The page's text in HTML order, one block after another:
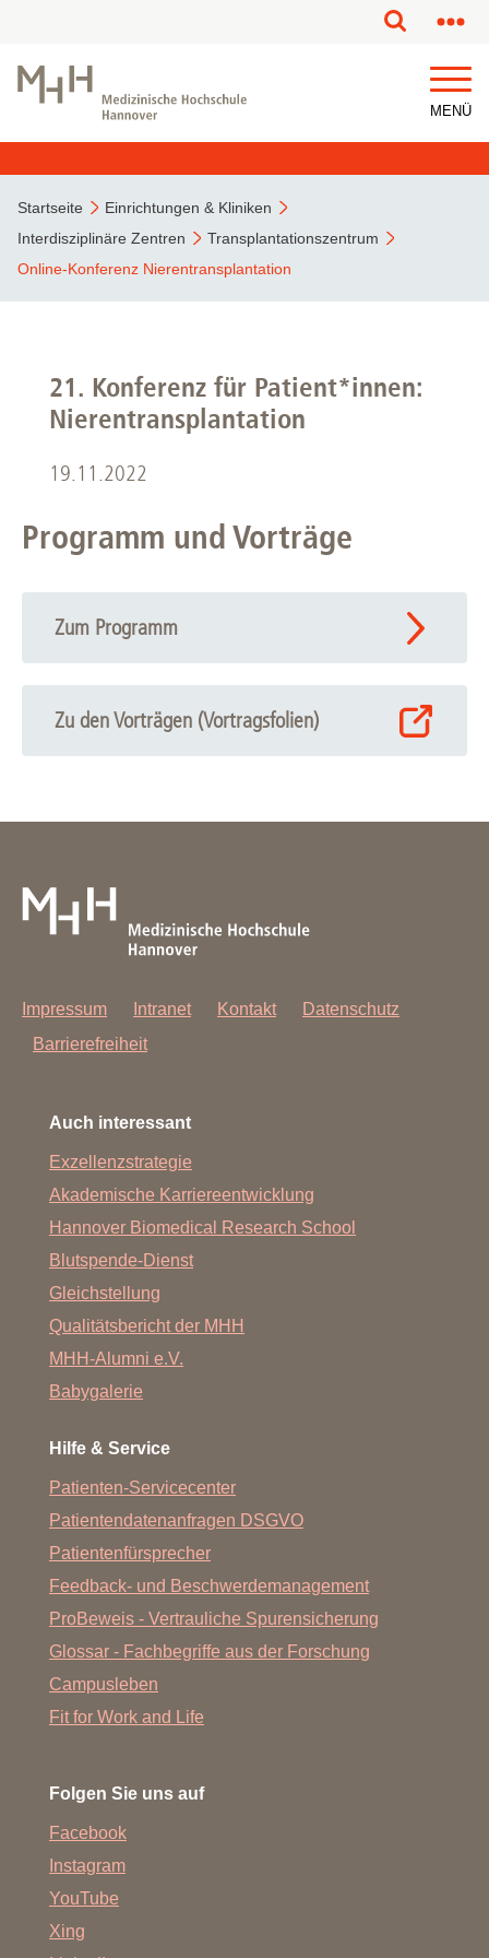
MENÜ
Startseite
Einrichtungen & Kliniken
Interdisziplinäre Zentren
Transplantationszentrum
Online-Konferenz Nierentransplantation
21. Konferenz für Patient*innen:
Nierentransplantation
19.11.2022
Programm und Vorträge
Zum Programm
Zu den Vorträgen (Vortragsfolien)
Impressum Intranet Kontakt
Datenschutz
Barrierefreiheit
Auch interessant
Exzellenzstrategie
Akademische Karriereentwicklung
Hannover Biomedical Research School
Blutspende-Dienst
Gleichstellung
Qualitätsbericht der MHH
MHH-Alumni e.V.
Babygalerie
Hilfe & Service
Patienten-Servicecenter
Patientendatenanfragen DSGVO
Patientenfürsprecher
Feedback- und Beschwerdemanagement
ProBeweis - Vertrauliche Spurensicherung
Glossar - Fachbegriffe aus der Forschung
Campusleben
Fit for Work and Life
Folgen Sie uns auf
Facebook
Instagram
YouTube
Xing